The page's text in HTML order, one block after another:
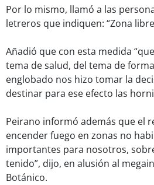
Por lo mismo, llamó a las
letreros que indiquen: “Zona
Añadió que con esta medida
tema de salud, del tema de
englobado nos hizo tomar la
destinar para ese efecto las
Peirano informó además que el
encender fuego en zonas no
importantes para nosotros,
tenido”, dijo, en alusión al
Botánico.